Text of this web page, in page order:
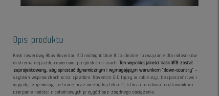
Opis produktu
Kask rowerowy Abus Moventor 2.0 midnight blue M to idealne rozwiązanie dla miłośników
ekstremalnej jazdy rowerowej po górskich trasach.Ten wysokiej jakości kask MTB został
zaprojektowany, aby sprostać dynamicznym i wymagającym warunkom "down-country" –
szybkim wspinaczkach oraz zjazdom. Moventor 2.0 łączy w sobie styl, bezpieczeństwo i
wygodę, zapewniając ochronę oraz niezbędną lekkość, która umożliwia użytkownikom
czerpanie radości z całodniowych przygód bez zbędnego obciążenia.